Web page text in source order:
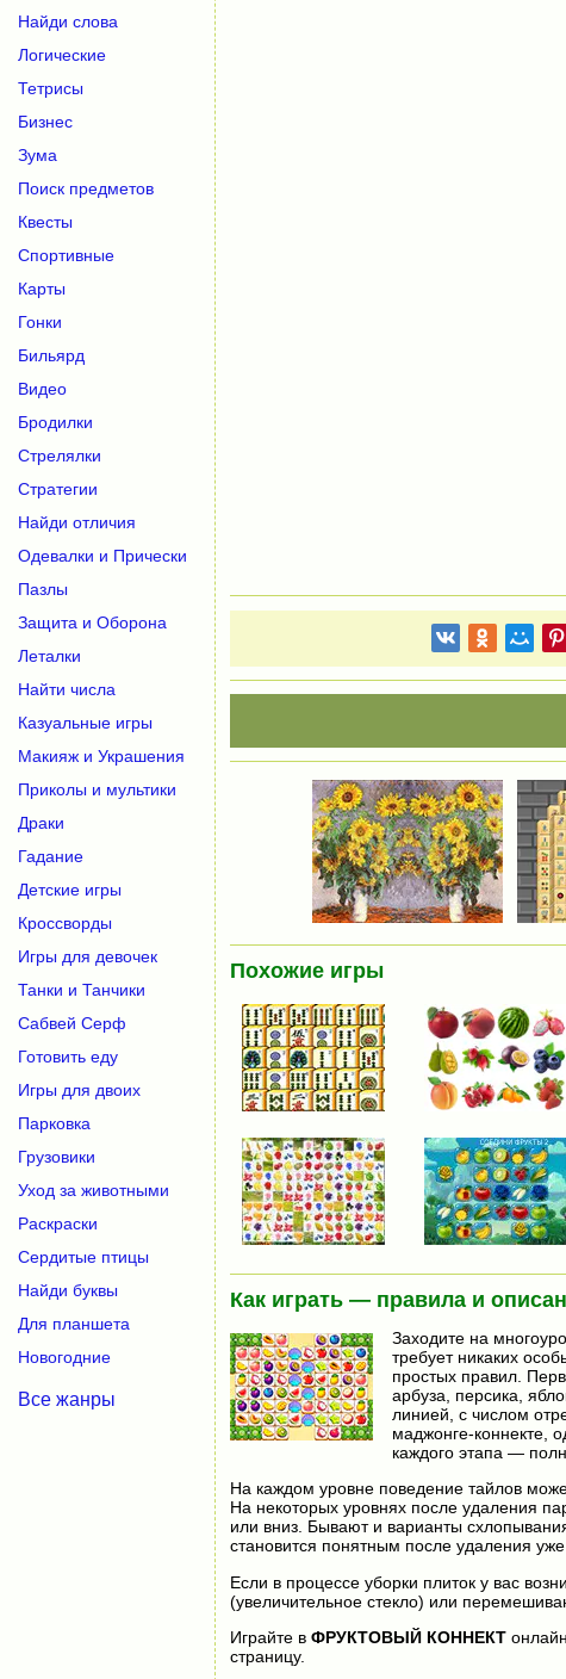
Похожие игры
Как играть — правила и
Заходите на
требует никаких
простых правил.
арбуза, персика,
линией, с числом
маджонге-коннекте,
каждого этапа —
На каждом уровне поведение тайлов
На некоторых уровнях после удаления
или вниз. Бывают и варианты
становится понятным после удаления
Если в процессе уборки плиток у вас
(увеличительное стекло) или
Играйте в ФРУКТОВЫЙ КОННЕКТонлайн
страницу.
Найди слова
Логические
Тетрисы
Бизнес
Зума
Поиск предметов
Квесты
Спортивные
Карты
Гонки
Бильярд
Видео
Бродилки
Стрелялки
Стратегии
Найди отличия
Одевалки и Прически
Пазлы
Защита и Оборона
Леталки
Найти числа
Казуальные игры
Макияж и Украшения
Приколы и мультики
Драки
Гадание
Детские игры
Кроссворды
Игры для девочек
Танки и Танчики
Сабвей Серф
Готовить еду
Игры для двоих
Парковка
Грузовики
Уход за животными
Раскраски
Сердитые птицы
Найди буквы
Для планшета
Новогодние
Все жанры